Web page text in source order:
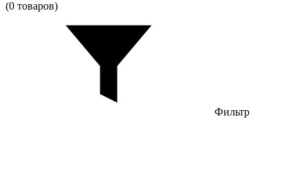
(0 товаров)
Фильтр